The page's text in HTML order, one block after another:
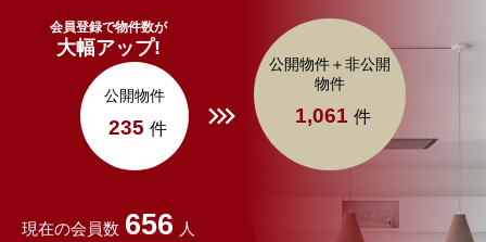
会員登録で物件数が
大幅アップ!
公開物件
235 件
公開物件＋非公開
物件
1,061 件
現在の会員数 656 人